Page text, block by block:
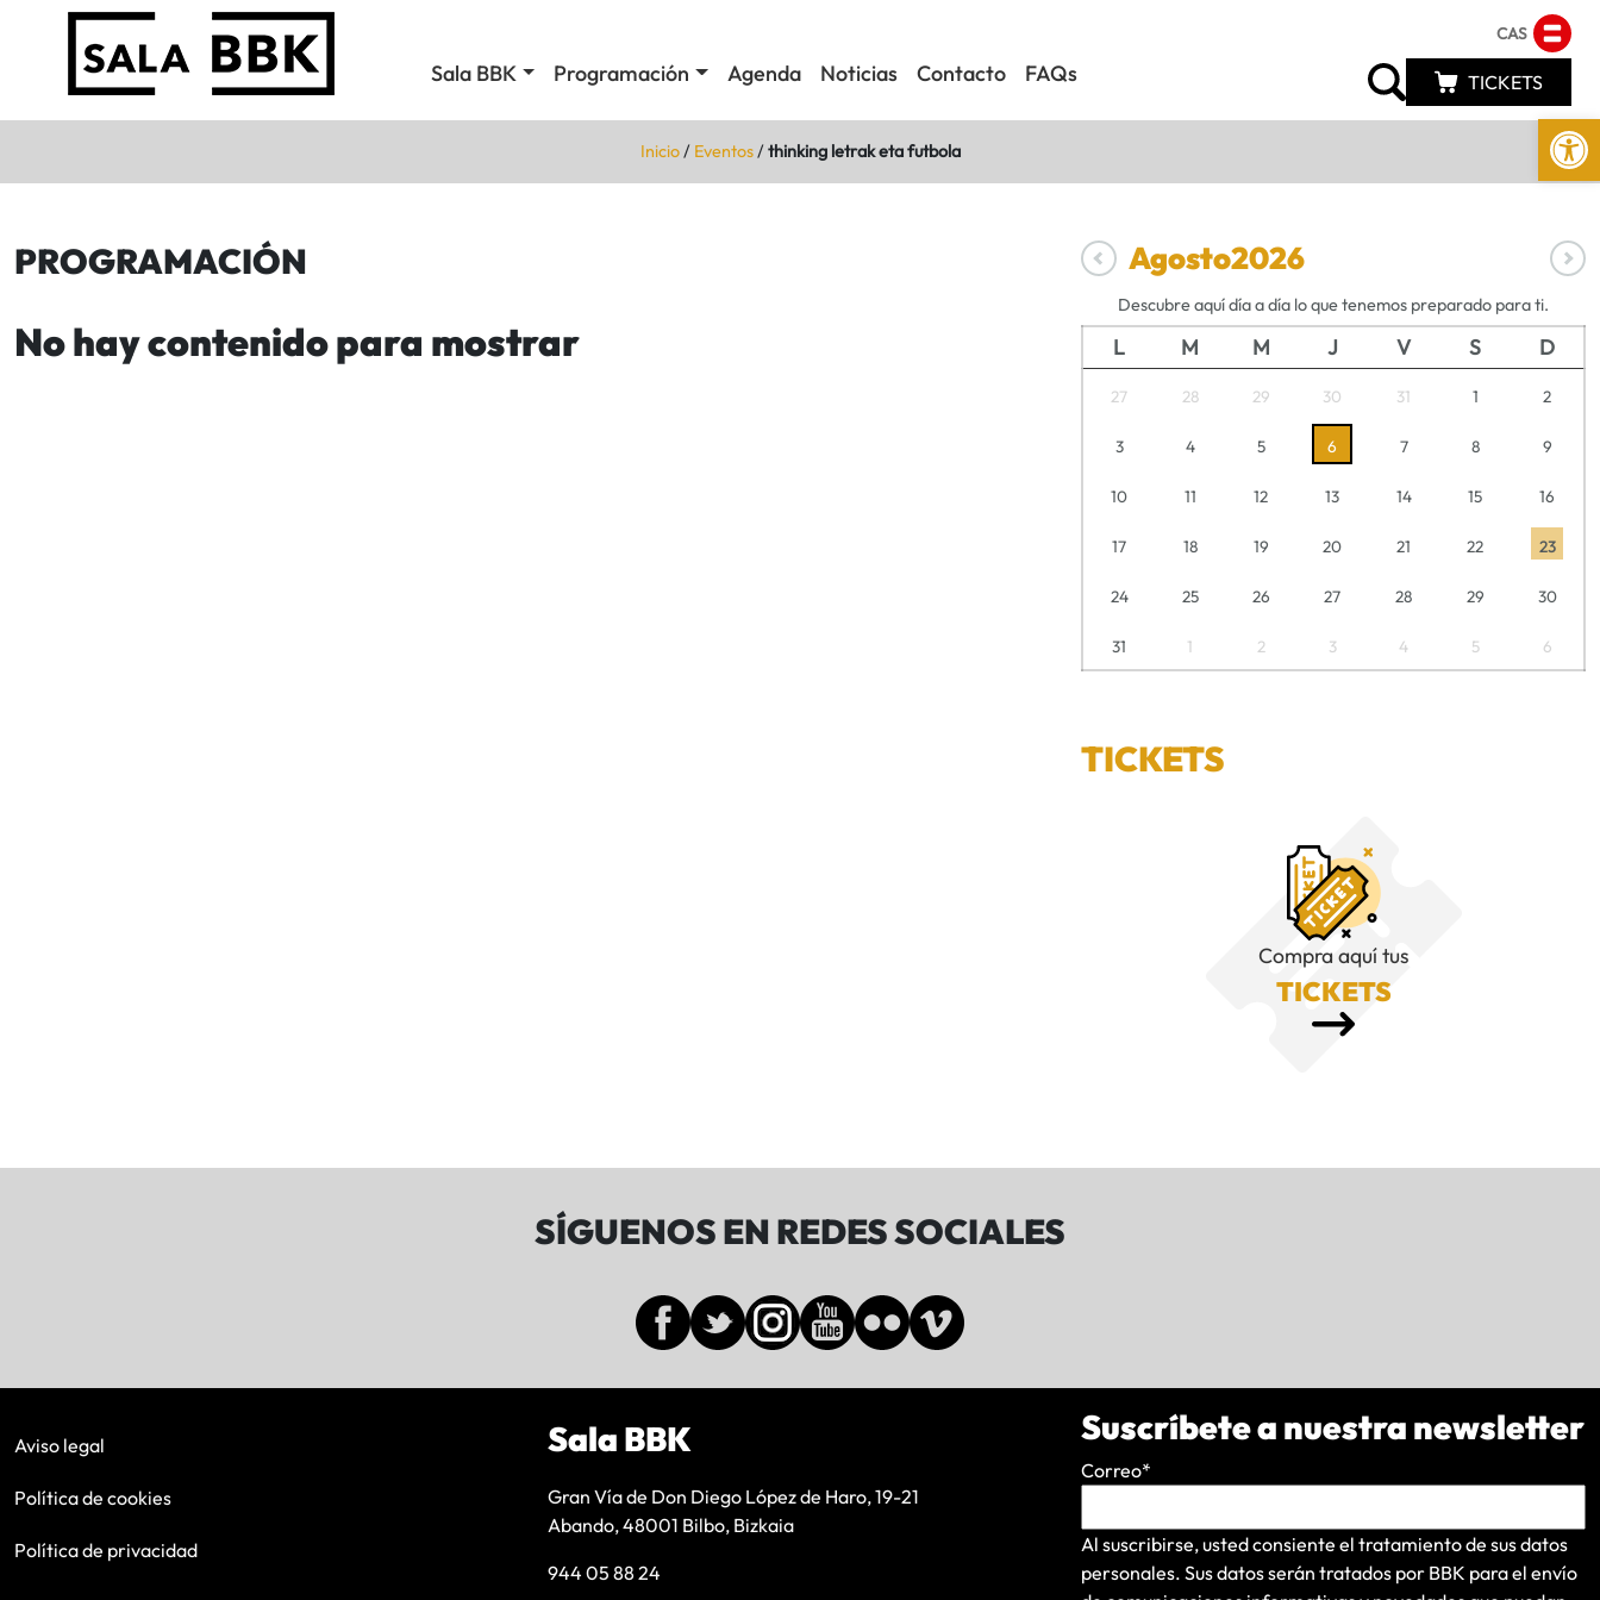
Abrir
Sala BBK Programación Agenda Noticias Contacto FAQs
CAS
TICKETS
Inicio/ Eventos/thinking letrak eta futbola
PROGRAMACIÓN
No hay contenido para mostrar
Agosto2026
Descubre aquí día a día lo que tenemos preparado para ti.
L M M J V S D
27 28 29 30 31 1 2
3 4 5 6 7 8 9
10 11 12 13 14 15 16
17 18 19 20 21 22 23
24 25 26 27 28 29 30
31 1 2 3 4 5 6
TICKETS
Compra aquí tus
TICKETS
SÍGUENOS EN REDES SOCIALES
Aviso legal
Política de cookies
Política de privacidad
Sala BBK
Gran Vía de Don Diego López de Haro, 19-21
Abando, 48001 Bilbo, Bizkaia
944 05 88 24
Suscríbete a nuestra newsletter
Correo*
Al suscribirse, usted consiente el tratamiento de sus datos
personales. Sus datos serán tratados por BBK para el envío